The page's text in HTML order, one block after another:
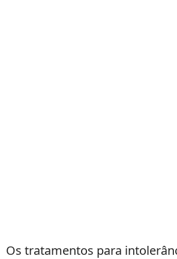
Os tratamentos para